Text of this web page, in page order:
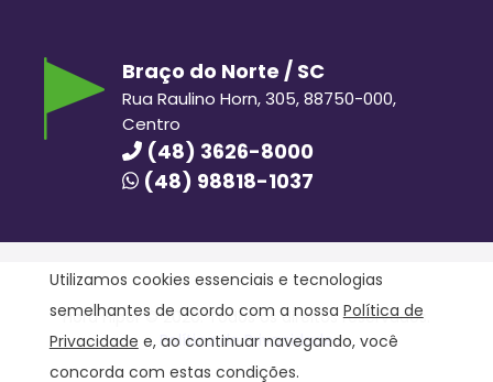
Braço do Norte / SC
Rua Raulino Horn, 305, 88750-000,
Centro
(48) 3626-8000
(48) 98818-1037
Hora Hiper © 2020. Todos os direitos reservados.
Política de Privacidade
Utilizamos cookies essenciais e tecnologias
semelhantes de acordo com a nossa Política de
Privacidade e, ao continuar navegando, você
concorda com estas condições.